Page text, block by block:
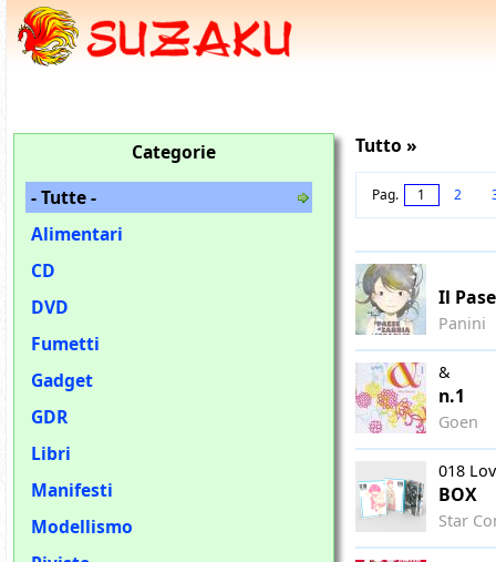
Tutto »
Pag. 1 2
Il
Panini
&
n.1
Goen
018
BOX
Star
Categorie
- Tutte -
Alimentari
CD
DVD
Fumetti
Gadget
GDR
Libri
Manifesti
Modellismo